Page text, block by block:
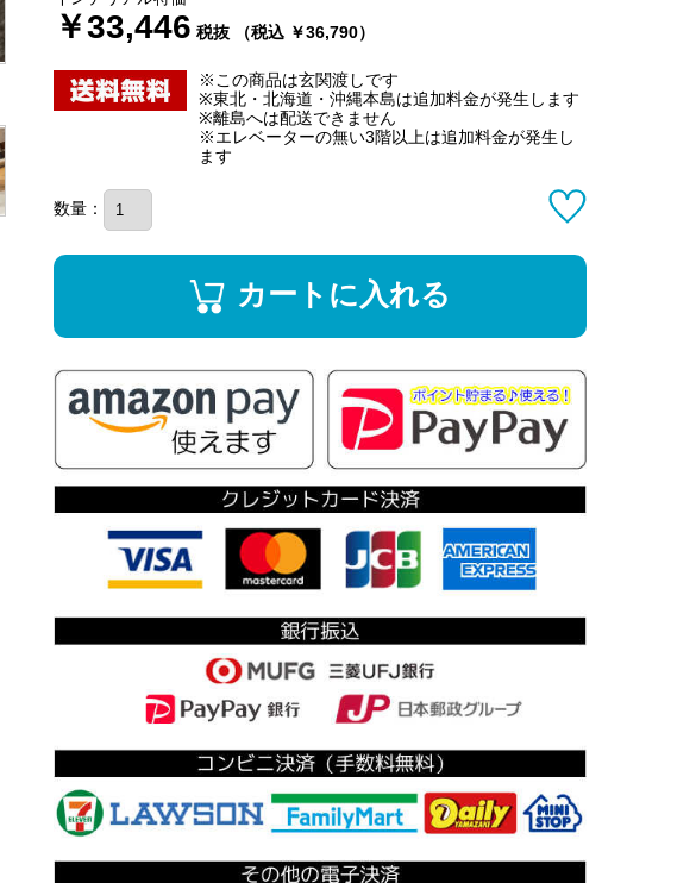
￥33,446 税抜 （税込 ￥36,790）
※この商品は玄関渡しです
※東北・北海道・沖縄本島は追加料金が発生します
※離島へは配送できません
※エレベーターの無い3階以上は追加料金が発生し
ます
数量：
カートに入れる